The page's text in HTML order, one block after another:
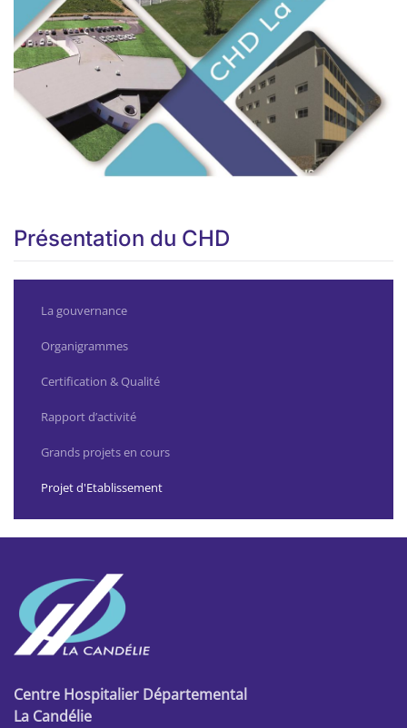
Présentation du CHD
La gouvernance
Organigrammes
Certification & Qualité
Rapport d’activité
Grands projets en cours
Projet d'Etablissement
Centre Hospitalier Départemental
La Candélie